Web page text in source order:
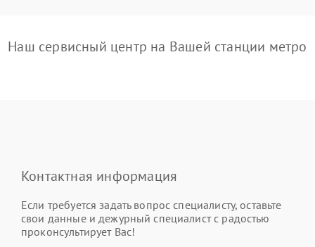
Наш сервисный центр на Вашей станции метро
Контактная информация
Если требуется задать вопрос специалисту, оставьте
свои данные и дежурный специалист с радостью
проконсультирует Вас!